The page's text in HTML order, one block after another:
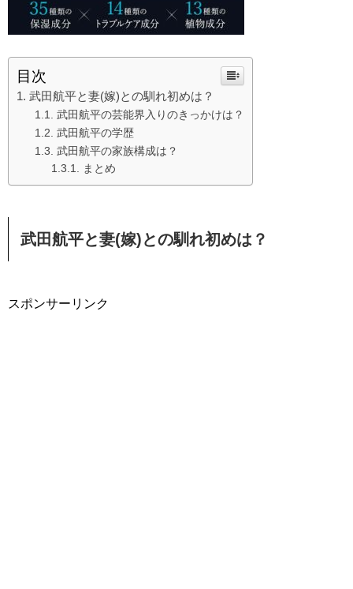
目次
武田航平と妻(嫁)との馴れ初めは？
武田航平の芸能界入りのきっかけは？
武田航平の学歴
武田航平の家族構成は？
まとめ
武田航平と妻(嫁)との馴れ初めは？
スポンサーリンク